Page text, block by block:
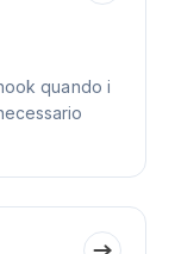
quando i